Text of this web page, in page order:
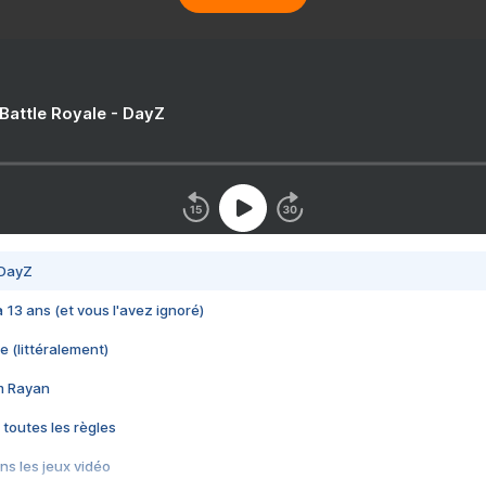
Royale - DayZ
13 ans (et vous l'avez ignoré)
(littéralement)
Rayan
toutes les règles
les jeux vidéo